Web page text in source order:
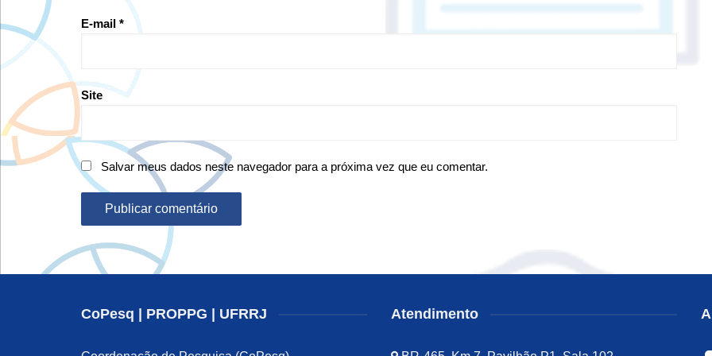
E-mail *
Site
Salvar meus dados neste navegador para a próxima vez que eu comentar.
CoPesq | PROPPG | UFRRJ Atendimento